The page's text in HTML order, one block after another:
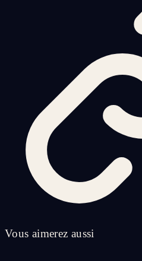
Vous aimerez aussi